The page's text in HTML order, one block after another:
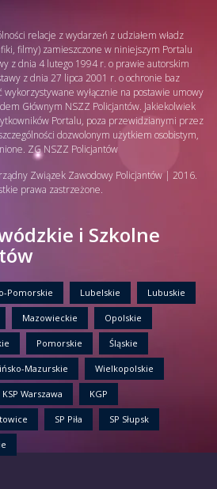
relacje z wydarzeń z udziałem władz
filmy) zamieszczone w niniejszym Portalu
z dnia 4 lutego 1994 r. o prawie autorskim
z dnia 27 lipca 2001 r. o ochronie baz
wykorzystywane wyłącznie na postawie umowy
Głównym NSZZ Policjantów. Jakiekolwiek
Portalu, poza przewidzianymi przez
dozwolonym użytkiem osobistym,
ZG NSZZ Policjantów
Związek Zawodowy Policjantów | 2016.
prawa zastrzeżone.
i Szkolne
Pomorskie Lubelskie Lubuskie
Mazowieckie Opolskie
Pomorskie Śląskie
Mazurskie Wielkopolskie
KSP Warszawa KGP
SP Piła SP Słupsk